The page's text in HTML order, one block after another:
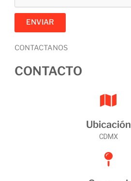
ENVIAR
CONTACTANOS
CONTACTO
Ubicación
CDMX